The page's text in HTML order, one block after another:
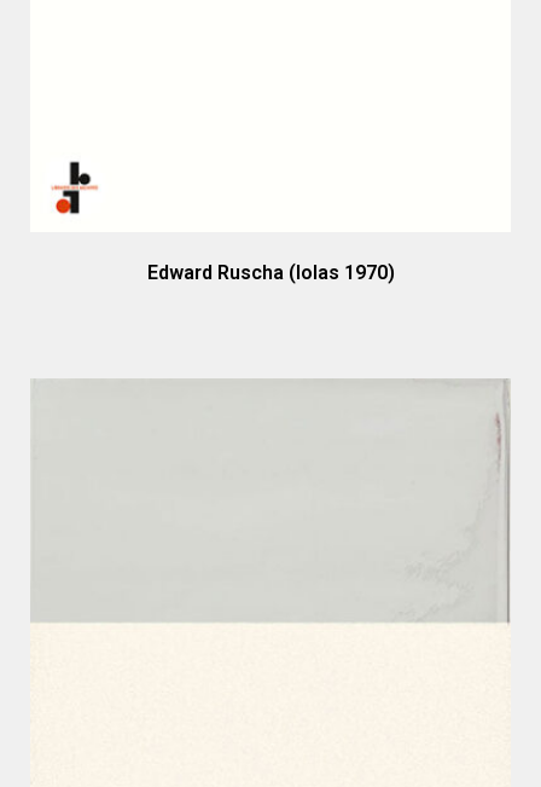
Edward Ruscha (Iolas 1970)